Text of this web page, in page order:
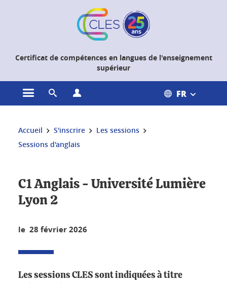
Certificat de compétences en langues de l'enseignement
supérieur
Ouvrir le menu principal
Ouvrir le moteur de recherche FR
Vous êtes ici :
Accueil S'inscrire
Les sessions
Sessions d'anglais
C1 Anglais - Université Lumière
Lyon 2
le 28 février 2026
Les sessions CLES sont indiquées à titre